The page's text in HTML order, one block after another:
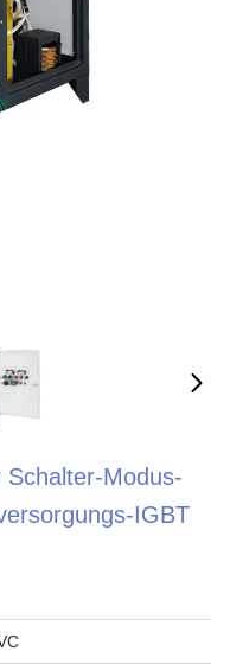
Schalter-Modus-
IGBT